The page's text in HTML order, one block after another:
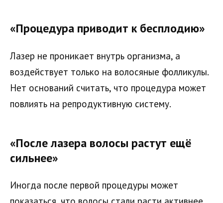
«Процедура приводит к бесплодию»
Лазер не проникает внутрь организма, а
воздействует только на волосяные фолликулы.
Нет оснований считать, что процедура может
повлиять на репродуктивную систему.
«После лазера волосы растут ещё
сильнее»
Иногда после первой процедуры может